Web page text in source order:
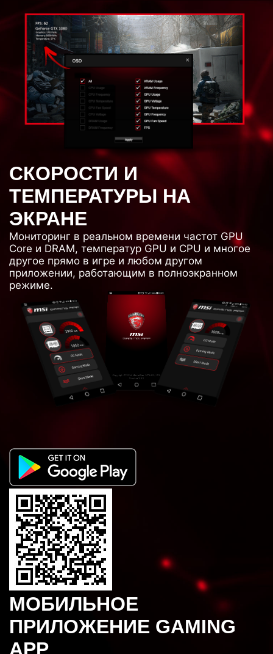
СКОРОСТИ И
ТЕМПЕРАТУРЫ НА
ЭКРАНЕ
Мониторинг в реальном времени частот GPU
Core и DRAM, температур GPU и CPU и многое
другое прямо в игре и любом другом
приложении, работающим в полноэкранном
режиме.
МОБИЛЬНОЕ
ПРИЛОЖЕНИЕ GAMING
APP